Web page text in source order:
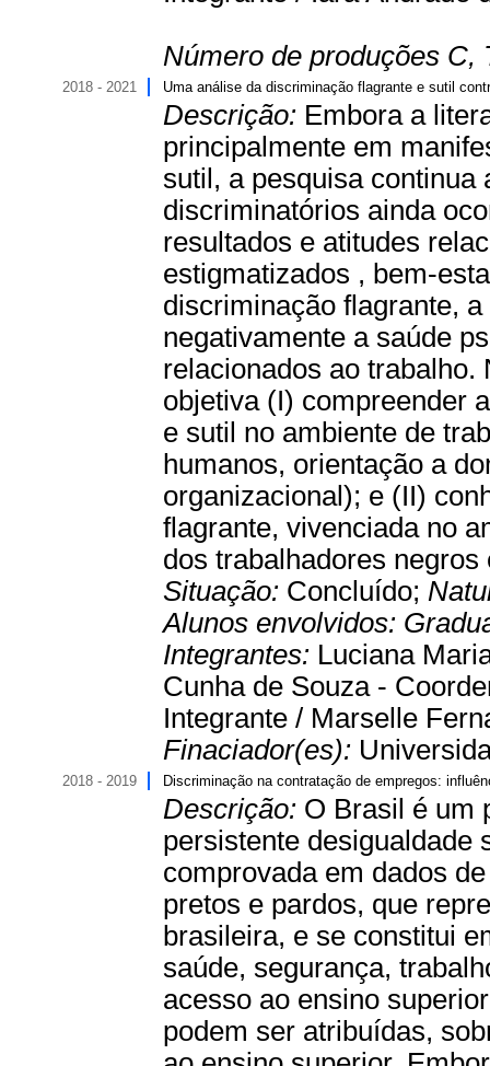
Número de produções C,
2018 - 2021 Uma análise da discriminação flagrante e sutil
Descrição: Embora a
principalmente em
sutil, a pesquisa continua
discriminatórios ainda
resultados e atitudes
estigmatizados , bem-
discriminação flagrante,
negativamente a saúde
relacionados ao trabalho.
objetiva (I) compreender
e sutil no ambiente de
humanos, orientação a
organizacional); e (II)
flagrante, vivenciada no
dos trabalhadores
Situação: Concluído;
Alunos envolvidos:
Integrantes: Luciana
Cunha de Souza -
Integrante / Marselle
Finaciador(es):
2018 - 2019 Discriminação na contratação de empregos:
Descrição: O Brasil é um
persistente desigualdade
comprovada em dados
pretos e pardos, que
brasileira, e se constitui
saúde, segurança,
acesso ao ensino
podem ser atribuídas,